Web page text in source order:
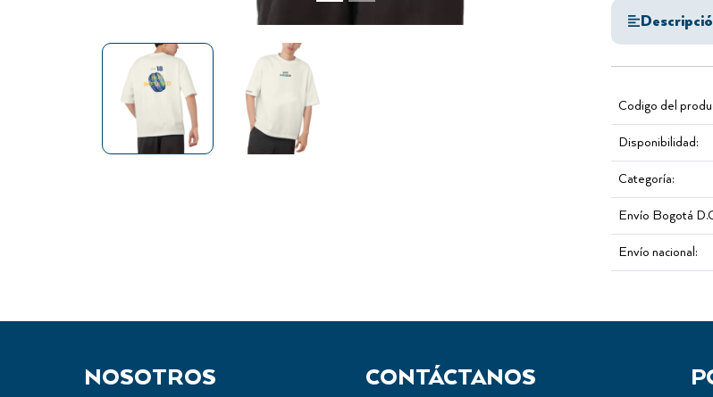
Codigo del
Disponibilidad:
Categoría:
Envío Bogotá
Envío nacional:
NOSOTROS CONTÁCTANOS